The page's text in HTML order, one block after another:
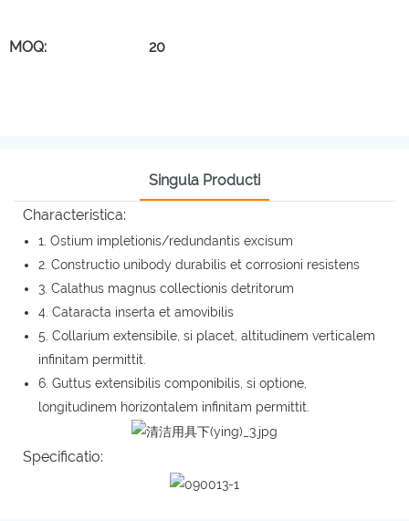
MOQ: 20
Singula Producti
Characteristica:
1. Ostium impletionis/redundantis excisum
2. Constructio unibody durabilis et corrosioni resistens
3. Calathus magnus collectionis detritorum
4. Cataracta inserta et amovibilis
5. Collarium extensibile, si placet, altitudinem verticalem
infinitam permittit.
6. Guttus extensibilis componibilis, si optione,
longitudinem horizontalem infinitam permittit.
Specificatio: